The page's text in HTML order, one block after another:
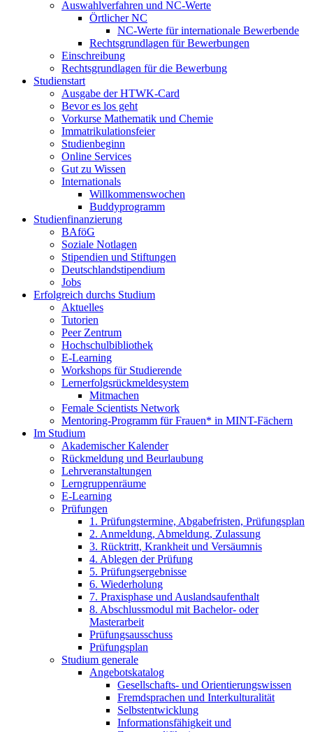
Auswahlverfahren und NC-Werte
Örtlicher NC
NC-Werte für internationale Bewerbende
Rechtsgrundlagen für Bewerbungen
Einschreibung
Rechtsgrundlagen für die Bewerbung
Studienstart
Ausgabe der HTWK-Card
Bevor es los geht
Vorkurse Mathematik und Chemie
Immatrikulationsfeier
Studienbeginn
Online Services
Gut zu Wissen
Internationals
Willkommenswochen
Buddyprogramm
Studienfinanzierung
BAföG
Soziale Notlagen
Stipendien und Stiftungen
Deutschlandstipendium
Jobs
Erfolgreich durchs Studium
Aktuelles
Tutorien
Peer Zentrum
Hochschulbibliothek
E-Learning
Workshops für Studierende
Lernerfolgsrückmeldesystem
Mitmachen
Female Scientists Network
Mentoring-Programm für Frauen* in MINT-Fächern
Im Studium
Akademischer Kalender
Rückmeldung und Beurlaubung
Lehrveranstaltungen
Lerngruppenräume
E-Learning
Prüfungen
1. Prüfungstermine, Abgabefristen, Prüfungsplan
2. Anmeldung, Abmeldung, Zulassung
3. Rücktritt, Krankheit und Versäumnis
4. Ablegen der Prüfung
5. Prüfungsergebnisse
6. Wiederholung
7. Praxisphase und Auslandsaufenthalt
8. Abschlussmodul mit Bachelor- oder
Masterarbeit
Prüfungsausschuss
Prüfungsplan
Studium generale
Angebotskatalog
Gesellschafts- und Orientierungswissen
Fremdsprachen und Interkulturalität
Selbstentwicklung
Informationsfähigkeit und